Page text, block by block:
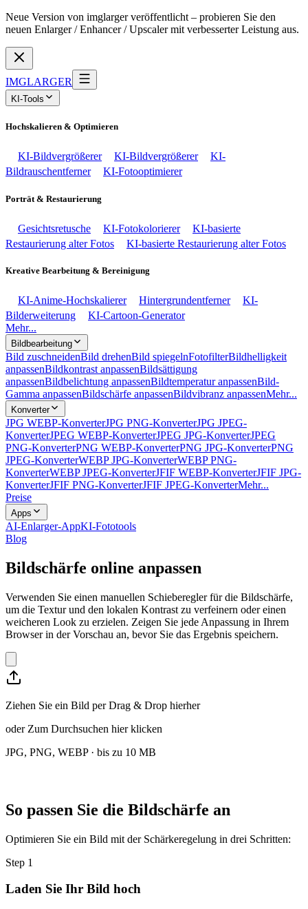
Neue Version von imglarger veröffentlicht – probieren Sie den
neuen Enlarger / Enhancer / Upscaler mit verbesserter Leistung aus.
IMGLARGER
KI-Tools
Hochskalieren & Optimieren
KI-Bildvergrößerer KI-Bildvergrößerer
KI-
Bildrauschentferner
KI-Fotooptimierer
Porträt & Restaurierung
Gesichtsretusche KI-Fotokolorierer
KI-basierte
Restaurierung alter Fotos
KI-basierte Restaurierung alter Fotos
Kreative Bearbeitung & Bereinigung
KI-Anime-Hochskalierer Hintergrundentferner
KI-
Bilderweiterung
KI-Cartoon-Generator
Mehr...
Bildbearbeitung
Bild zuschneidenBild drehenBild spiegelnFotofilterBildhelligkeit
anpassenBildkontrast anpassenBildsättigung
anpassenBildbelichtung anpassenBildtemperatur anpassenBild-
Gamma anpassenBildschärfe anpassenBildvibranz anpassenMehr...
Konverter
JPG WEBP-KonverterJPG PNG-KonverterJPG JPEG-
KonverterJPEG WEBP-KonverterJPEG JPG-KonverterJPEG
PNG-KonverterPNG WEBP-KonverterPNG JPG-KonverterPNG
JPEG-KonverterWEBP JPG-KonverterWEBP PNG-
KonverterWEBP JPEG-KonverterJFIF WEBP-KonverterJFIF JPG-
KonverterJFIF PNG-KonverterJFIF JPEG-KonverterMehr...
Preise
Apps
AI-Enlarger-AppKI-Fototools
Blog
Bildschärfe online anpassen
Verwenden Sie einen manuellen Schieberegler für die Bildschärfe,
um die Textur und den lokalen Kontrast zu verfeinern oder einen
weicheren Look zu erzielen. Zeigen Sie jede Anpassung in Ihrem
Browser in der Vorschau an, bevor Sie das Ergebnis speichern.
Ziehen Sie ein Bild per Drag & Drop hierher
oder Zum Durchsuchen hier klicken
JPG, PNG, WEBP · bis zu 10 MB
So passen Sie die Bildschärfe an
Optimieren Sie ein Bild mit der Schärkeregelung in drei Schritten:
Step 1
Laden Sie Ihr Bild hoch